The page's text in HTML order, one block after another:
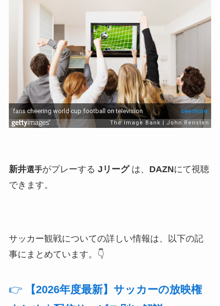
新井選手がプレーする Jリーグは、 DAZNにて視聴
できます。
サッカー観戦についての詳しい情報は、以下の記
事にまとめています。👇
👉
【2026年度最新】サッカーの放映権